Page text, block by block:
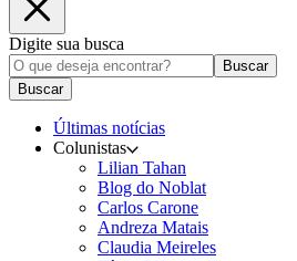
Digite sua busca
Buscar
Buscar
Últimas notícias
Colunistas
Lilian Tahan
Blog do Noblat
Carlos Carone
Andreza Matais
Claudia Meireles